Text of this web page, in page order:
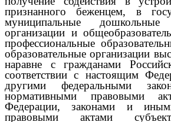
признанного беженцем, в
муниципальные дошкольные
организации и
профессиональные
образовательные организации
наравне с гражданами
соответствии с настоящим
другими федеральными
нормативными правовыми
Федерации, законами и
правовыми актами